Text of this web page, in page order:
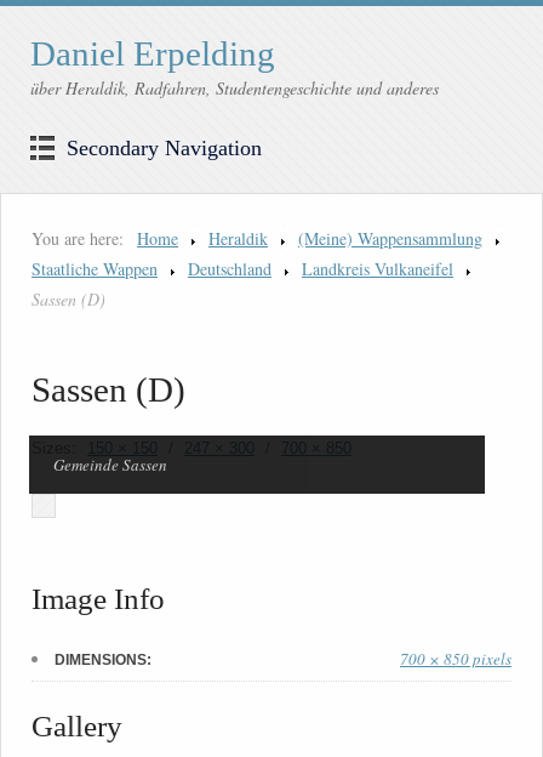
Daniel Erpelding
über Heraldik, Radfahren, Studentengeschichte und anderes
Secondary Navigation
You are here: Home Heraldik
(Meine) Wappensammlung
Staatliche Wappen
Deutschland
Landkreis Vulkaneifel
Sassen (D)
Sassen (D)
150 × 150 247 × 300 700 × 850
Gemeinde Sassen
Image Info
DIMENSIONS: 700 × 850 pixels
Gallery